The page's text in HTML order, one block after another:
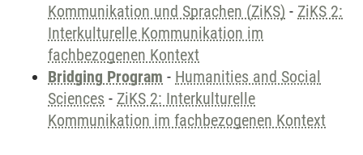
Kommunikation und Sprachen (ZiKS) - ZiKS 2:
Interkulturelle Kommunikation im
fachbezogenen Kontext
Bridging Program - Humanities and Social
Sciences - ZiKS 2: Interkulturelle
Kommunikation im fachbezogenen Kontext